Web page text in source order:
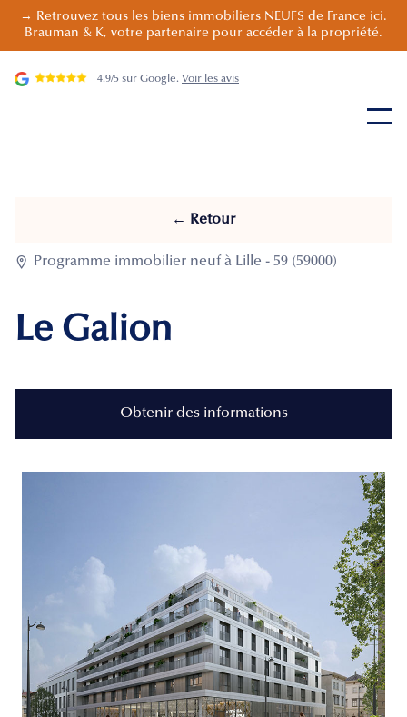
→ Retrouvez tous les biens immobiliers NEUFS de France ici.
Brauman & K, votre partenaire pour accéder à la propriété.
4.9/5 sur Google. Voir les avis
← Retour
 Programme immobilier neuf à Lille - 59 (59000)
Le Galion
Obtenir des informations